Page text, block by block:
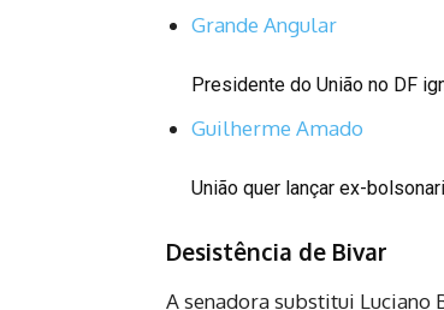
Grande Angular
Presidente do União no DF
Guilherme Amado
União quer lançar ex-
Desistência de Bivar
A senadora substitui Luciano